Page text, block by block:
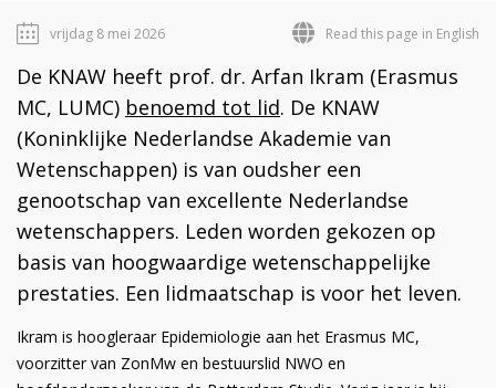
vrijdag 8 mei 2026 Read this page in English
De KNAW heeft prof. dr. Arfan Ikram (Erasmus
MC, LUMC) benoemd tot lid. De KNAW
(Koninklijke Nederlandse Akademie van
Wetenschappen) is van oudsher een
genootschap van excellente Nederlandse
wetenschappers. Leden worden gekozen op
basis van hoogwaardige wetenschappelijke
prestaties. Een lidmaatschap is voor het leven.
Ikram is hoogleraar Epidemiologie aan het Erasmus MC,
voorzitter van ZonMw en bestuurslid NWO en